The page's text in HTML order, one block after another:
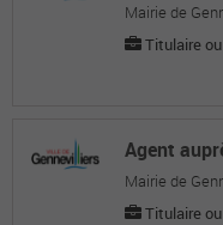
Mairie de
Titulaire
Agent
Mairie de
Titulaire